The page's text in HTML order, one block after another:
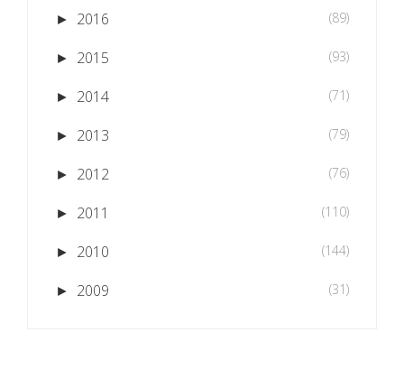
► 2016 (89)
► 2015 (93)
► 2014 (71)
► 2013 (79)
► 2012 (76)
► 2011 (110)
► 2010 (144)
► 2009 (31)